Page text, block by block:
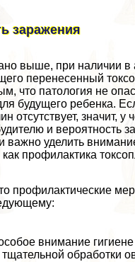
заражения
выше, при наличии в
перенесенный
что патология не
будущего ребенка.
отсутствует, значит, у
и вероятность
важно уделить
профилактика
профилактические
внимание
тщательной обработки